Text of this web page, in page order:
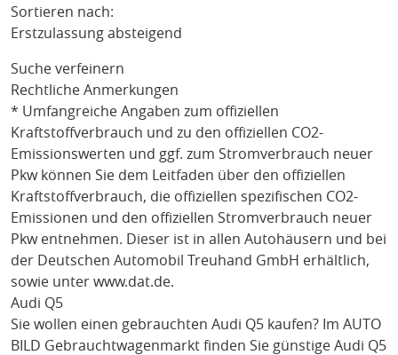
Sortieren nach:
Erstzulassung absteigend
Suche verfeinern
Rechtliche Anmerkungen
* Umfangreiche Angaben zum offiziellen
Kraftstoffverbrauch und zu den offiziellen CO2-
Emissionswerten und ggf. zum Stromverbrauch neuer
Pkw können Sie dem Leitfaden über den offiziellen
Kraftstoffverbrauch, die offiziellen spezifischen CO2-
Emissionen und den offiziellen Stromverbrauch neuer
Pkw entnehmen. Dieser ist in allen Autohäusern und bei
der Deutschen Automobil Treuhand GmbH erhältlich,
sowie unter www.dat.de.
Audi Q5
Sie wollen einen gebrauchten Audi Q5 kaufen? Im AUTO
BILD Gebrauchtwagenmarkt finden Sie günstige Audi Q5